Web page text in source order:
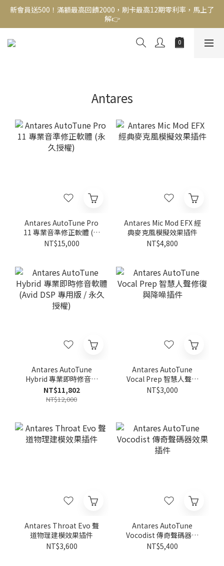
新會員送500！滿額最高回饋2000，刷卡最高12期零利率，馬上了
解👉
新會員送500！滿額最高回饋2000，刷卡最高12期零利率，馬上了
解👉
結帳頁選zingala銀角零卡分期，輕鬆打包
Antares
Antares AutoTune Pro
11 專業音準修正軟體 (永
久授權)
NT$15,000
Antares Mic Mod EFX 經
典麥克風模擬效果插件
NT$4,800
Antares AutoTune
Hybrid 專業即時修音軟
體 (Avid DSP 專用版 / 永
久授權)
NT$11,802
NT$12,000
Antares AutoTune
Vocal Prep 智慧人聲修
復與降噪插件
NT$3,000
Antares Throat Evo 聲
道物理建模效果插件
NT$3,600
Antares AutoTune
Vocodist 傳奇聲碼器效
果插件
NT$5,400